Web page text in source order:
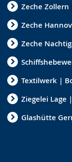
Zeche
Zeche
Zeche
Textilwerk |
Ziegelei Lage
Glashütte